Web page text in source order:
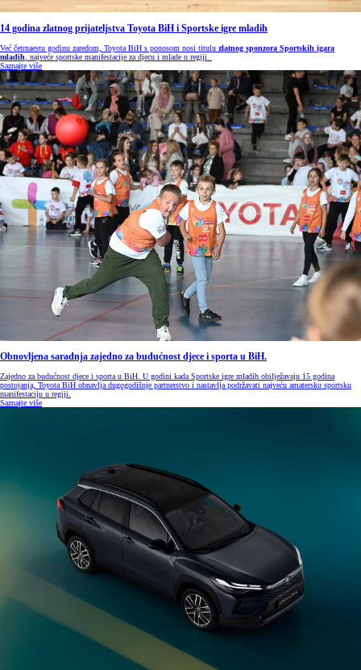
14 godina zlatnog prijateljstva Toyota BiH i Sportske igre mladih
Već četrnaestu godinu zaredom, Toyota BiH s ponosom nosi titulu zlatnog sponzora Sportskih igara
mladih , najveće sportske manifestacije za djecu i mlade u regiji.
Saznajte više
Obnovljena saradnja zajedno za budućnost djece i sporta u BiH.
Zajedno za budućnost djece i sporta u BiH. U godini kada Sportske igre mladih obilježavaju 15 godina
postojanja, Toyota BiH obnavlja dugogodišnje partnerstvo i nastavlja podržavati najveću amatersku sportsku
manifestaciju u regiji.
Saznajte više